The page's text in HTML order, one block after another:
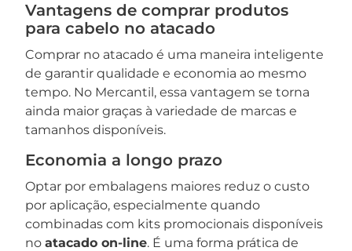
Vantagens de comprar produtos
para cabelo no atacado
Comprar no atacado é uma maneira inteligente
de garantir qualidade e economia ao mesmo
tempo. No Mercantil, essa vantagem se torna
ainda maior graças à variedade de marcas e
tamanhos disponíveis.
Economia a longo prazo
Optar por embalagens maiores reduz o custo
por aplicação, especialmente quando
combinadas com kits promocionais disponíveis
no atacado on-line. É uma forma prática de